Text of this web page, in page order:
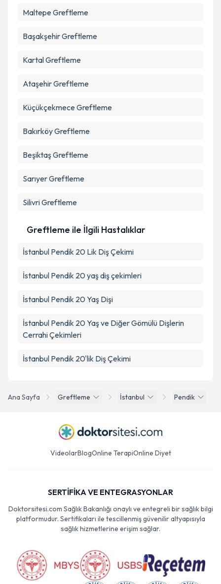
Ana Sayfa Greftleme İstanbul Pendik
Maltepe Greftleme
BaşakşehirGreftleme
KartalGreftleme
AtaşehirGreftleme
Küçükçekmece Greftleme
BakırköyGreftleme
BeşiktaşGreftleme
SarıyerGreftleme
SilivriGreftleme
Greftleme ile İlgili Hastalıklar
İstanbul Pendik 20 Lik Diş Çekimi
İstanbul Pendik 20 yaş diş çekimleri
İstanbul Pendik 20 Yaş Dişi
İstanbul Pendik 20 Yaş ve Diğer Gömülü Dişlerin
Cerrahi Çekimleri
İstanbul Pendik 20'lik Diş Çekimi
VideolarBlogOnline TerapiOnline Diyet
SERTİFİKA VE ENTEGRASYONLAR
Doktorsitesi.com Sağlık Bakanlığı onaylı ve entegreli bir sağlık bilgi
platformudur. Sertifikaları ile tescillenmiş güvenilir altyapısıyla
sağlık hizmetlerine erişim sağlar.